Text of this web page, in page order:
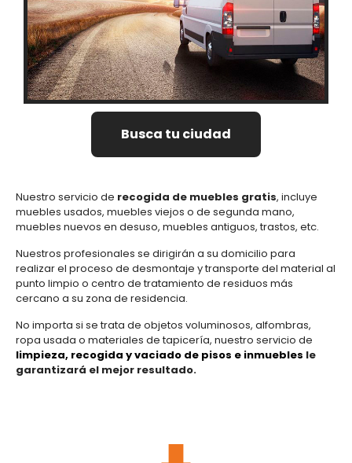
Busca tu ciudad
Nuestro servicio de recogida de muebles gratis, incluye
muebles usados, muebles viejos o de segunda mano,
muebles nuevos en desuso, muebles antiguos, trastos, etc.
Nuestros profesionales se dirigirán a su domicilio para
realizar el proceso de desmontaje y transporte del material al
punto limpio o centro de tratamiento de residuos más
cercano a su zona de residencia.
No importa si se trata de objetos voluminosos, alfombras,
ropa usada o materiales de tapicería, nuestro servicio de
limpieza, recogida y vaciado de pisos e inmuebles le
garantizará el mejor resultado.